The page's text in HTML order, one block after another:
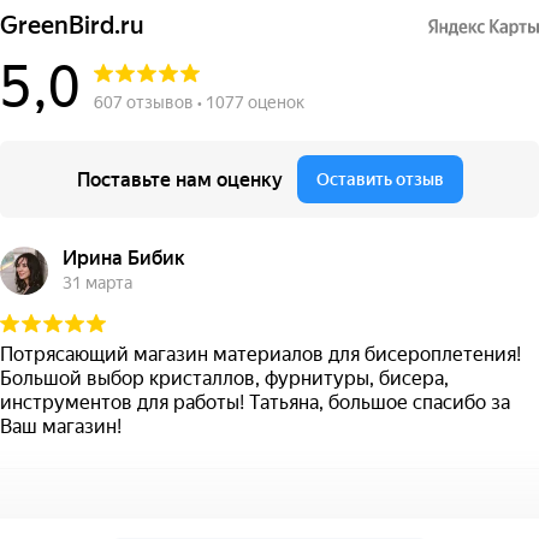
GreenBird.ru
5,0 607 отзывов • 1077 оценок
Поставьте нам оценку Оставить отзыв
Ирина Бибик
31 марта
Потрясающий магазин материалов для бисероплетения!
Большой выбор кристаллов, фурнитуры, бисера,
инструментов для работы! Татьяна, большое спасибо за
Ваш магазин!